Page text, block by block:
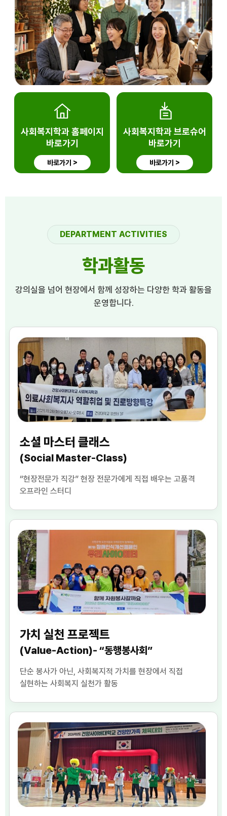
사회복지학과 홈페이지
바로가기
바로가기 >
사회복지학과 브로슈어
바로가기
바로가기 >
DEPARTMENT ACTIVITIES
학과활동
강의실을 넘어 현장에서 함께 성장하는 다양한 학과 활동을
운영합니다.
소셜 마스터 클래스
(Social Master-Class)
“현장전문가 직강” 현장 전문가에게 직접 배우는 고품격
오프라인 스터디
가치 실천 프로젝트
(Value-Action)- “동행봉사회”
단순 봉사가 아닌, 사회복지적 가치를 현장에서 직접
실현하는 사회복지 실천가 활동